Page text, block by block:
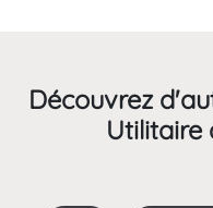
Découvrez
Utilitaire